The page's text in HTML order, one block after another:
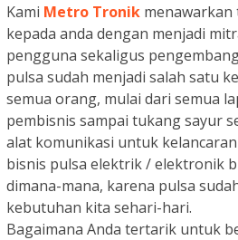
Kami Metro Tronik
kepada anda dengan menjadi
pengguna sekaligus
pulsa sudah menjadi salah satu
semua orang, mulai dari semua
pembisnis sampai tukang sayur
alat komunikasi untuk
bisnis pulsa elektrik / elektronik
dimana-mana, karena pulsa
kebutuhan kita sehari-hari.
Bagaimana Anda tertarik untuk